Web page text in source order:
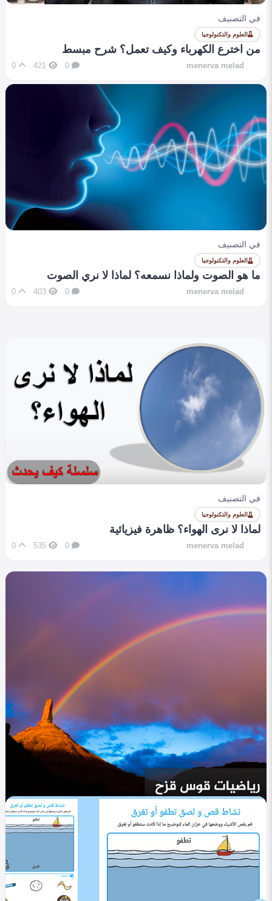
في التصنيف
العلوم والتكنولوجيا
من اخترع الكهرباء وكيف تعمل؟ شرح مبسط
menerva melad
0
421
في التصنيف
العلوم والتكنولوجيا
ما هو الصوت ولماذا نسمعه؟ لماذا لا نري الصوت
menerva melad
0
403
في التصنيف
العلوم والتكنولوجيا
لماذا لا نرى الهواء؟ ظاهرة فيزيائية
menerva melad
0
535
في التصنيف
كيف يتكون قوس قزح في السماء؟ شرح مبسط